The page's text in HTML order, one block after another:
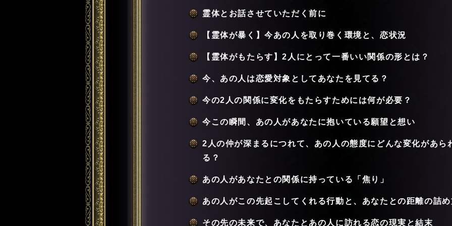
霊体とお話させていただく前に
【霊体が暴く】今あの人を取り巻く環境と、恋状況
【霊体がもたらす】2人にとって一番いい関係の形とは？
今、あの人は恋愛対象としてあなたを見てる？
今の2人の関係に変化をもたらすためには何が必要？
今この瞬間、あの人があなたに抱いている願望と想い
2人の仲が深まるにつれて、あの人の態度にどんな変化があら
る？
あの人があなたとの関係に持っている「焦り」
あの人がこの先起こしてくれる行動と、あなたとの距離の詰
その先の未来で、あなたとあの人に訪れる恋の現実と結末